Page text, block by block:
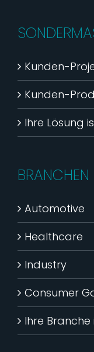
Kunden-
Kunden-
Ihre Lösung
BRANCHEN
Automotive
Healthcare
Industry
Consumer
Ihre